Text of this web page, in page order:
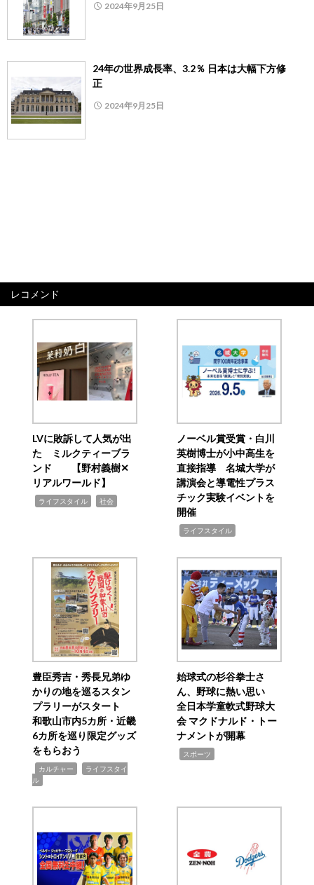
2024年9月25日
24年の世界成長率、3.2％ 日本は大幅下方修
正
2024年9月25日
レコメンド
LVに敗訴して人気が出
た ミルクティーブラ
ンド 【野村義樹✕
リアルワールド】
ライフスタイル 社会
ノーベル賞受賞・白川
英樹博士が小中高生を
直接指導 名城大学が
講演会と導電性プラス
チック実験イベントを
開催
ライフスタイル
豊臣秀吉・秀長兄弟ゆ
かりの地を巡るスタン
プラリーがスタート
和歌山市内5カ所・近畿
6カ所を巡り限定グッズ
をもらおう
カルチャー
ライフスタイ
ル
始球式の杉谷拳士さ
ん、野球に熱い思い
全日本学童軟式野球大
会 マクドナルド・トー
ナメントが開幕
スポーツ